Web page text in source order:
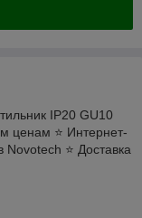
IP20 GU10
ценам ⭐️ Интернет-
⭐️ Доставка